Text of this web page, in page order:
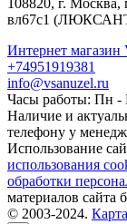
вл67с1 (ЛЮКСАНТ),
Интернет магазин
+74951919381
info@vsanuzel.ru
Часы работы: Пн -
Наличие и
телефону у
Использование
использования
обработки
материалов сайта
© 2003-2024.